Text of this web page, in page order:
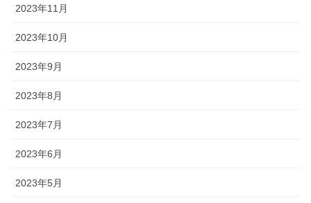
2023年11月
2023年10月
2023年9月
2023年8月
2023年7月
2023年6月
2023年5月